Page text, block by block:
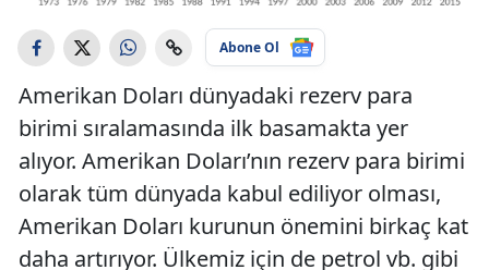
Abone Ol
Amerikan Doları dünyadaki rezerv para
birimi sıralamasında ilk basamakta yer
alıyor. Amerikan Doları’nın rezerv para birimi
olarak tüm dünyada kabul ediliyor olması,
Amerikan Doları kurunun önemini birkaç kat
daha artırıyor. Ülkemiz için de petrol vb. gibi